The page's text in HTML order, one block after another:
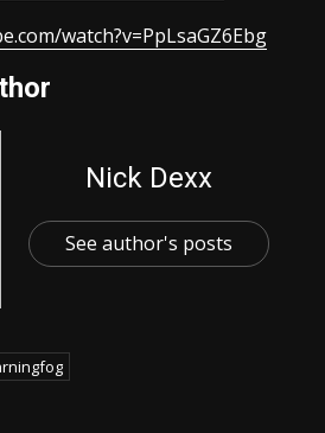
watch?v=PpLsaGZ6Ebg
Nick Dexx
See author's posts